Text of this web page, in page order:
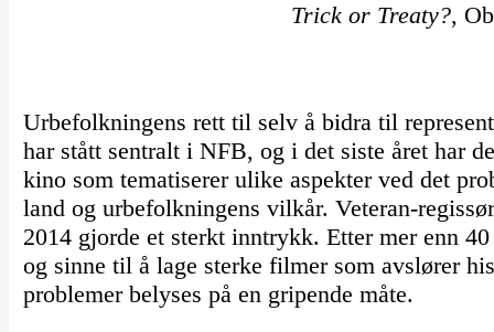
Trick or Treaty?,
Urbefolkningens rett til selv å bidra til
har stått sentralt i NFB, og i det siste året har
kino som tematiserer ulike aspekter ved det
land og urbefolkningens vilkår. Veteran-
2014 gjorde et sterkt inntrykk. Etter mer enn
og sinne til å lage sterke filmer som avslører
problemer belyses på en gripende måte.